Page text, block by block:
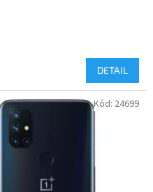
DETAIL
Kód: 24699